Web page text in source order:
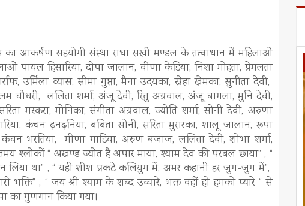
का आकर्षण सहयोगी संस्था राधा सखी मण्डल के तत्वाधान में महिलाओं
पायल हिसारिया, दीपा जालान, वीणा केडिया, निशा मोहता, प्रेमलता
उर्मिला व्यास, सीमा गुप्ता, मैना उदयका, स्नेहा खेमका, सुनीता देवी,
चौधरी, ललिता शर्मा, अंजू देवी, रितु अग्रवाल, अंजू बागला, मुनि देवी,
मस्करा, मोनिका, संगीता अग्रवाल, ज्योति शर्मा, सोनी देवी, अरुणा
कंचन ढ़नढ़निया, बबिता सोनी, सरिता मुरारका, शालू जालान, रूपा
कंचन भरतिया, मीणा गाडिया, अरुण बजाज, ललिता देवी, शोभा शर्मा,
श्लोकों “ अखण्ड ज्योत है अपार माया, श्याम देव की परबल छाया” , “
लिया था” , “ यही शीश प्रकटे कलियुग में, अमर कहानी हर जुग-जुग में”,
भक्ति” , “ जय श्री श्याम के शब्द उच्चारे, भक्त वहीँ हो हमको प्यारे “ से
का गुणगान किया गया।